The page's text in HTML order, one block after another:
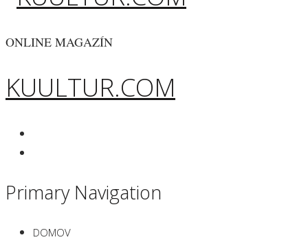
ONLINE MAGAZÍN
KUULTUR.COM
Primary Navigation
DOMOV